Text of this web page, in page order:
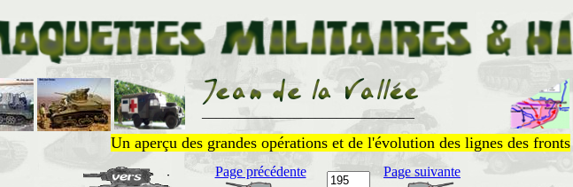
______________________________
Un aperçu des grandes opérations et de l'évolution des lignes des fronts
Page précédente Page suivante